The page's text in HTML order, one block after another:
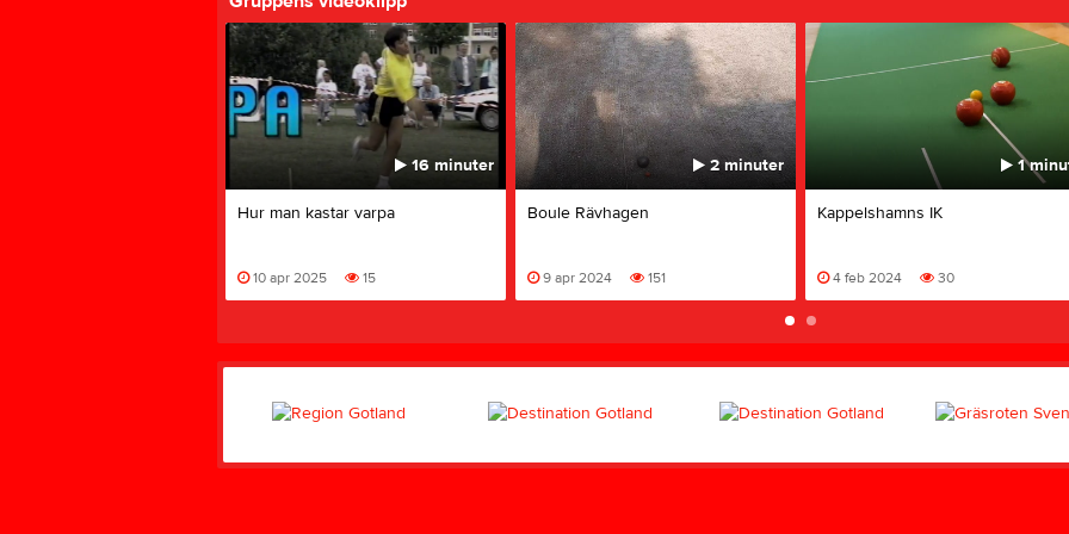
16 minuter
Hur man kastar varpa
10 apr 2025 15
2 minuter
Boule Rävhagen
9 apr 2024 151
1
Kappelshamns IK
4 feb 2024 30